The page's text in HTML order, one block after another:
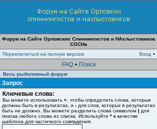
Форум на Сайте Орловских Спиннингистов и НАхлыстовиков
СОСНа
Переключиться на полную версию
Вход •
FAQ • Поиск
Весь рыболовный форум
Запрос
Ключевые слова:
Вы можете использовать + , чтобы определить слова, которые
должны быть в результатах, и - для слов, которых в результатах
быть не должно. Вы можете разделить слова символом | для
поиска любого слова из списка. Используйте * в качестве
шаблона для частичного совпадения.